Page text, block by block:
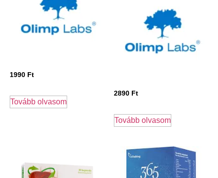
1990 Ft
Tovább olvasom
2890 Ft
Tovább olvasom